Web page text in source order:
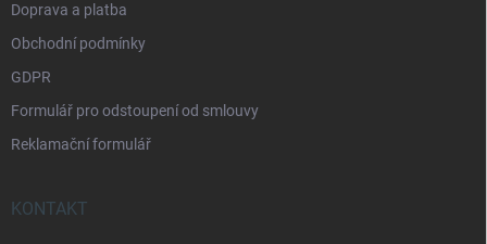
Doprava a platba
Obchodní podmínky
GDPR
Formulář pro odstoupení od smlouvy
Reklamační formulář
KONTAKT